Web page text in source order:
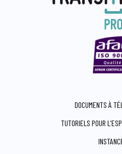
DOCUMENTS À
TUTORIELS POUR